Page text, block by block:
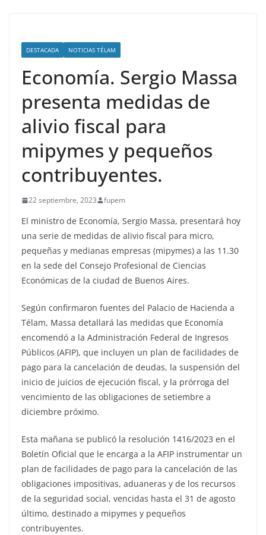
DESTACADA NOTICIAS TÉLAM
Economía. Sergio Massa
presenta medidas de
alivio fiscal para
mipymes y pequeños
contribuyentes.
22 septiembre, 2023 fupem
El ministro de Economía, Sergio Massa, presentará hoy
una serie de medidas de alivio fiscal para micro,
pequeñas y medianas empresas (mipymes) a las 11.30
en la sede del Consejo Profesional de Ciencias
Económicas de la ciudad de Buenos Aires.
Según confirmaron fuentes del Palacio de Hacienda a
Télam, Massa detallará las medidas que Economía
encomendó a la Administración Federal de Ingresos
Públicos (AFIP), que incluyen un plan de facilidades de
pago para la cancelación de deudas, la suspensión del
inicio de juicios de ejecución fiscal, y la prórroga del
vencimiento de las obligaciones de setiembre a
diciembre próximo.
Esta mañana se publicó la resolución 1416/2023 en el
Boletín Oficial que le encarga a la AFIP instrumentar un
plan de facilidades de pago para la cancelación de las
obligaciones impositivas, aduaneras y de los recursos
de la seguridad social, vencidas hasta el 31 de agosto
último, destinado a mipymes y pequeños
contribuyentes.